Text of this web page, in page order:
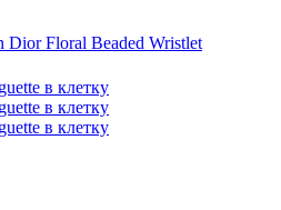
Dior Floral Beaded Wristlet